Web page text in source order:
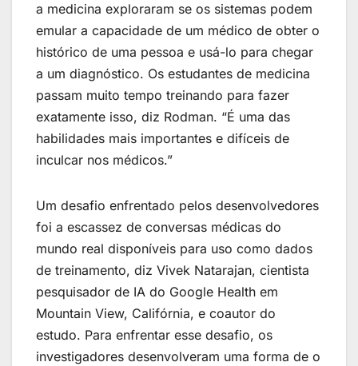
a medicina exploraram se os sistemas podem
emular a capacidade de um médico de obter o
histórico de uma pessoa e usá-lo para chegar
a um diagnóstico. Os estudantes de medicina
passam muito tempo treinando para fazer
exatamente isso, diz Rodman. “É uma das
habilidades mais importantes e difíceis de
inculcar nos médicos.”
Um desafio enfrentado pelos desenvolvedores
foi a escassez de conversas médicas do
mundo real disponíveis para uso como dados
de treinamento, diz Vivek Natarajan, cientista
pesquisador de IA do Google Health em
Mountain View, Califórnia, e coautor do
estudo. Para enfrentar esse desafio, os
investigadores desenvolveram uma forma de o